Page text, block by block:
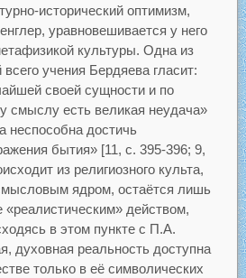
исторический оптимизм,
уравновешивается у него
культуры. Одна из
учения Бердяева гласит:
своей сущности и по
смыслу есть великая неудача»
неспособна достичь
бытия» [11, с. 395-396; 9,
из религиозного культа,
ядром, остаётся лишь
действом,
в этом пункте с П.А.
духовная реальность доступна
только в её символических